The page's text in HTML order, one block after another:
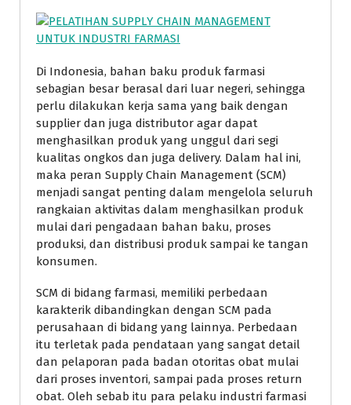
Di Indonesia, bahan baku produk farmasi
sebagian besar berasal dari luar negeri, sehingga
perlu dilakukan kerja sama yang baik dengan
supplier dan juga distributor agar dapat
menghasilkan produk yang unggul dari segi
kualitas ongkos dan juga delivery. Dalam hal ini,
maka peran Supply Chain Management (SCM)
menjadi sangat penting dalam mengelola seluruh
rangkaian aktivitas dalam menghasilkan produk
mulai dari pengadaan bahan baku, proses
produksi, dan distribusi produk sampai ke tangan
konsumen.
SCM di bidang farmasi, memiliki perbedaan
karakterik dibandingkan dengan SCM pada
perusahaan di bidang yang lainnya. Perbedaan
itu terletak pada pendataan yang sangat detail
dan pelaporan pada badan otoritas obat mulai
dari proses inventori, sampai pada proses return
obat. Oleh sebab itu para pelaku industri farmasi